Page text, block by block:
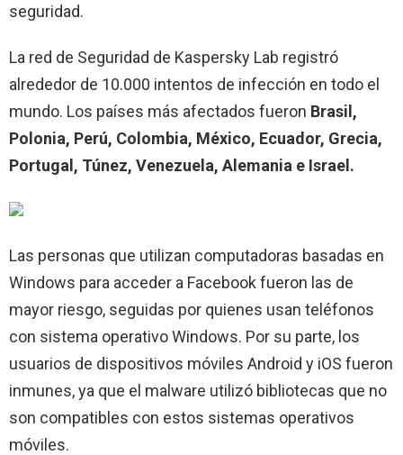
seguridad.
La red de Seguridad de Kaspersky Lab registró
alrededor de 10.000 intentos de infección en todo el
mundo. Los países más afectados fueron Brasil,
Polonia, Perú, Colombia, México, Ecuador, Grecia,
Portugal, Túnez, Venezuela, Alemania e Israel.
Las personas que utilizan computadoras basadas en
Windows para acceder a Facebook fueron las de
mayor riesgo, seguidas por quienes usan teléfonos
con sistema operativo Windows. Por su parte, los
usuarios de dispositivos móviles Android y iOS fueron
inmunes, ya que el malware utilizó bibliotecas que no
son compatibles con estos sistemas operativos
móviles.